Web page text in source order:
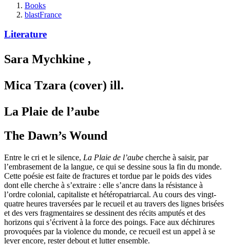
Books
blastFrance
Literature
Sara Mychkine ,
Mica Tzara (cover) ill.
La Plaie de l’aube
The Dawn’s Wound
Entre le cri et le silence, La Plaie de l’aube cherche à saisir, par
l’embrasement de la langue, ce qui se dessine sous la fin du monde.
Cette poésie est faite de fractures et tordue par le poids des vides
dont elle cherche à s’extraire : elle s’ancre dans la résistance à
l’ordre colonial, capitaliste et hétéropatriarcal. Au cours des vingt-
quatre heures traversées par le recueil et au travers des lignes brisées
et des vers fragmentaires se dessinent des récits amputés et des
horizons qui s’écrivent à la force des poings. Face aux déchirures
provoquées par la violence du monde, ce recueil est un appel à se
lever encore, rester debout et lutter ensemble.